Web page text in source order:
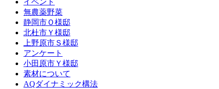
無農薬野菜
静岡市Ｏ様邸
北杜市Ｙ様邸
上野原市Ｓ様邸
アンケート
小田原市Ｙ様邸
素材について
AQダイナミック構法